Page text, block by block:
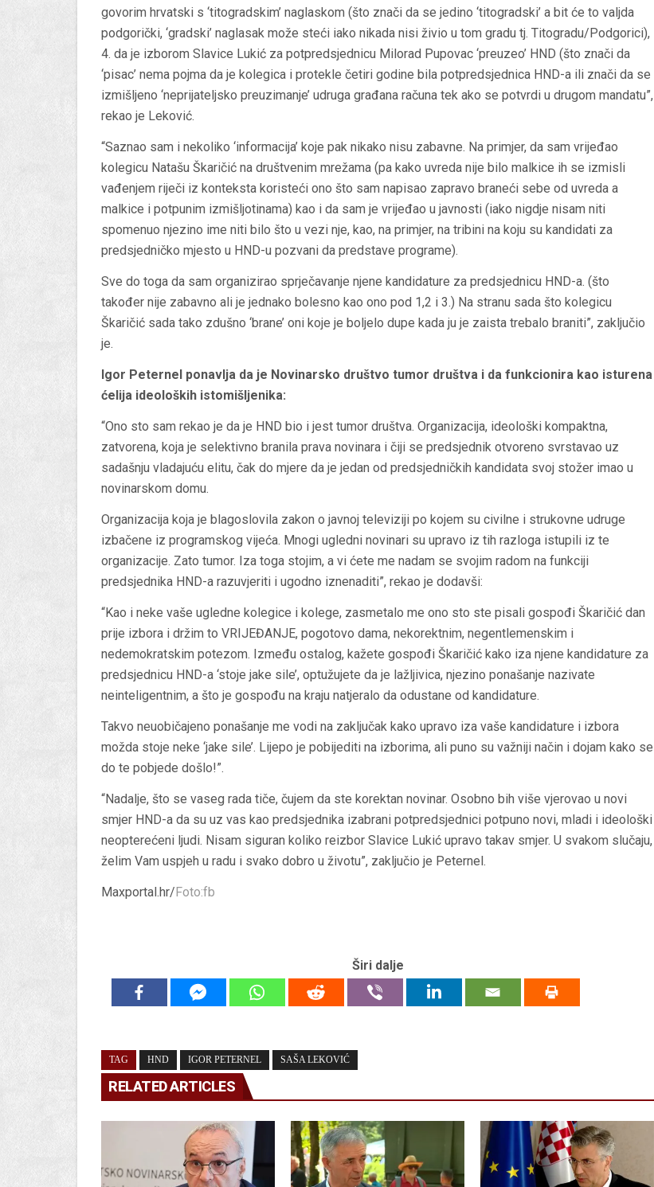
govorim hrvatski s ‘titogradskim’ naglaskom (što znači da se jedino ‘titogradski’ a bit će to valjda
podgorički, ‘gradski’ naglasak može steći iako nikada nisi živio u tom gradu tj. Titogradu/Podgorici),
4. da je izborom Slavice Lukić za potpredsjednicu Milorad Pupovac ‘preuzeo’ HND (što znači da
‘pisac’ nema pojma da je kolegica i protekle četiri godine bila potpredsjednica HND-a ili znači da se
izmišljeno ‘neprijateljsko preuzimanje’ udruga građana računa tek ako se potvrdi u drugom mandatu”,
rekao je Leković.
“Saznao sam i nekoliko ‘informacija’ koje pak nikako nisu zabavne. Na primjer, da sam vrijeđao
kolegicu Natašu Škaričić na društvenim mrežama (pa kako uvreda nije bilo malkice ih se izmisli
vađenjem riječi iz konteksta koristeći ono što sam napisao zapravo braneći sebe od uvreda a
malkice i potpunim izmišljotinama) kao i da sam je vrijeđao u javnosti (iako nigdje nisam niti
spomenuo njezino ime niti bilo što u vezi nje, kao, na primjer, na tribini na koju su kandidati za
predsjedničko mjesto u HND-u pozvani da predstave programe).
Sve do toga da sam organizirao sprječavanje njene kandidature za predsjednicu HND-a. (što
također nije zabavno ali je jednako bolesno kao ono pod 1,2 i 3.) Na stranu sada što kolegicu
Škaričić sada tako zdušno ‘brane’ oni koje je boljelo dupe kada ju je zaista trebalo braniti”, zaključio
je.
Igor Peternel ponavlja da je Novinarsko društvo tumor društva i da funkcionira kao isturena
ćelija ideoloških istomišljenika:
“Ono sto sam rekao je da je HND bio i jest tumor društva. Organizacija, ideološki kompaktna,
zatvorena, koja je selektivno branila prava novinara i čiji se predsjednik otvoreno svrstavao uz
sadašnju vladajuću elitu, čak do mjere da je jedan od predsjedničkih kandidata svoj stožer imao u
novinarskom domu.
Organizacija koja je blagoslovila zakon o javnoj televiziji po kojem su civilne i strukovne udruge
izbačene iz programskog vijeća. Mnogi ugledni novinari su upravo iz tih razloga istupili iz te
organizacije. Zato tumor. Iza toga stojim, a vi ćete me nadam se svojim radom na funkciji
predsjednika HND-a razuvjeriti i ugodno iznenaditi”, rekao je dodavši:
“Kao i neke vaše ugledne kolegice i kolege, zasmetalo me ono sto ste pisali gospođi Škaričić dan
prije izbora i držim to VRIJEĐANJE, pogotovo dama, nekorektnim, negentlemenskim i
nedemokratskim potezom. Između ostalog, kažete gospođi Škaričić kako iza njene kandidature za
predsjednicu HND-a ‘stoje jake sile’, optužujete da je lažljivica, njezino ponašanje nazivate
neinteligentnim, a što je gospođu na kraju natjeralo da odustane od kandidature.
Takvo neuobičajeno ponašanje me vodi na zaključak kako upravo iza vaše kandidature i izbora
možda stoje neke ‘jake sile’. Lijepo je pobijediti na izborima, ali puno su važniji način i dojam kako se
do te pobjede došlo!”.
“Nadalje, što se vaseg rada tiče, čujem da ste korektan novinar. Osobno bih više vjerovao u novi
smjer HND-a da su uz vas kao predsjednika izabrani potpredsjednici potpuno novi, mladi i ideološki
neopterećeni ljudi. Nisam siguran koliko reizbor Slavice Lukić upravo takav smjer. U svakom slučaju,
želim Vam uspjeh u radu i svako dobro u životu”, zaključio je Peternel.
Maxportal.hr/Foto:fb
Širi dalje
TAG HND IGOR PETERNEL SAŠA LEKOVIĆ
RELATED ARTICLES